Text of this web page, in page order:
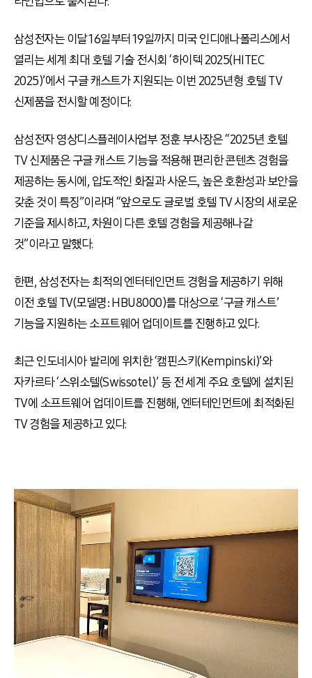
삼성전자는 이달 16일부터 19일까지 미국 인디애나폴리스에서
열리는 세계 최대 호텔 기술 전시회 ‘하이텍 2025(HITEC
2025)’에서 구글 캐스트가 지원되는 이번 2025년형 호텔 TV
신제품을 전시할 예정이다.
삼성전자 영상디스플레이사업부 정훈 부사장은 “2025년 호텔
TV 신제품은 구글 캐스트 기능을 적용해 편리한 콘텐츠 경험을
제공하는 동시에, 압도적인 화질과 사운드, 높은 호환성과 보안을
갖춘 것이 특징”이라며 “앞으로도 글로벌 호텔 TV 시장의 새로운
기준을 제시하고, 차원이 다른 호텔 경험을 제공해나갈
것”이라고 말했다.
한편, 삼성전자는 최적의 엔터테인먼트 경험을 제공하기 위해
이전 호텔 TV(모델명: HBU8000)를 대상으로 ‘구글 캐스트’
기능을 지원하는 소프트웨어 업데이트를 진행하고 있다.
최근 인도네시아 발리에 위치한 ‘캠핀스키(Kempinski)’와
자카르타 ‘스위소텔(Swissotel)’ 등 전 세계 주요 호텔에 설치된
TV에 소프트웨어 업데이트를 진행해, 엔터테인먼트에 최적화된
TV 경험을 제공하고 있다.